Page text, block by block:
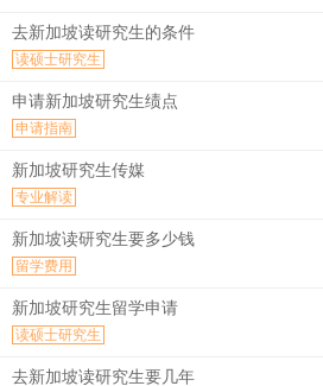
去新加坡读研究生的条件
读硕士研究生
申请新加坡研究生绩点
申请指南
新加坡研究生传媒
专业解读
新加坡读研究生要多少钱
留学费用
新加坡研究生留学申请
读硕士研究生
去新加坡读研究生要几年